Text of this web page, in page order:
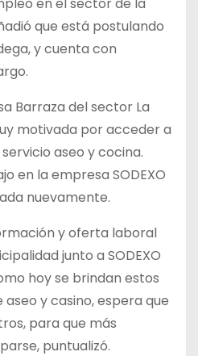
que está postulando
y cuenta con
Barraza del sector La
motivada por acceder a
aseo y cocina.
en la empresa SODEXO
nuevamente.
y oferta laboral
junto a SODEXO
hoy se brindan estos
y casino, espera que
para que más
puntualizó.